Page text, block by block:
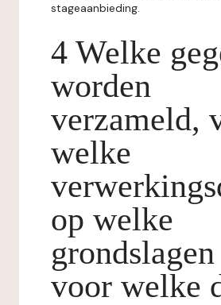
stageaanbieding.
4 Welke
worden
verzameld,
welke
op welke
voor welke